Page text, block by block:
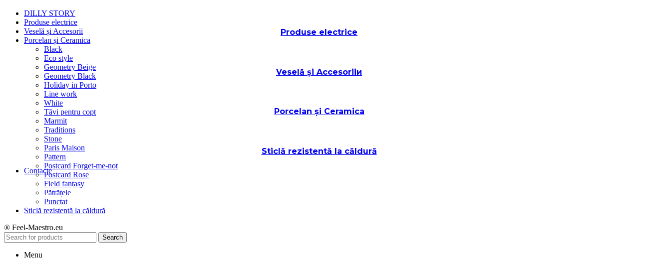
Produse electrice
Veselă și Accesoriiи
Porcelan și Ceramica
Sticlă rezistentă la căldură
Contacte
DILLY STORY
Produse electrice
Veselă și Accesorii
Porcelan și Ceramica
Black
Eco style
Geometry Beige
Geometry Black
Holiday in Porto
Line work
White
Tăvi pentru copt
Marmit
Traditions
Stone
Paris Maison
Pattern
Postcard Forget-me-not
Postcard Rose
Field fantasy
Pătrățele
Punctat
Sticlă rezistentă la căldură
® Feel-Maestro.eu
Search
Menu